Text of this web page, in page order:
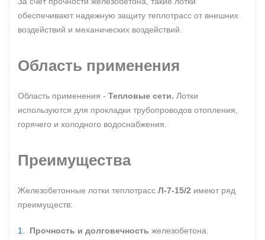
обеспечивают надежную защиту теплотрасс от внешних
воздействий и механических воздействий.
Область применения
Область применения - Тепловые сети. Лотки
используются для прокладки трубопроводов отопления,
горячего и холодного водоснабжения.
Преимущества
Железобетонные лотки теплотрасс Л-7-15/2 имеют ряд
преимуществ:
Прочность и долговечность железобетона.